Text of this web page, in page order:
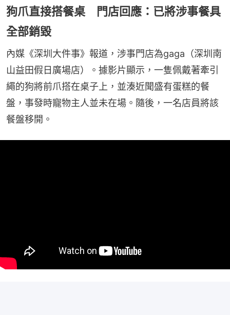
狗爪直接搭餐桌 門店回應：已將涉事餐具
全部銷毀
內媒《深圳大件事》報道，涉事門店為gaga（深圳南
山益田假日廣場店）。據影片顯示，一隻佩戴著牽引
繩的狗將前爪搭在桌子上，並湊近聞盛有蛋糕的餐
盤，事發時寵物主人並未在場。隨後，一名店員將該
餐盤移開。